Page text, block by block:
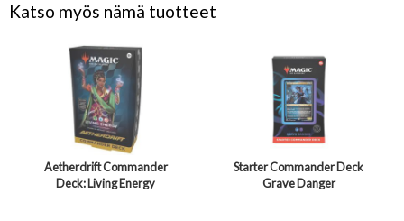
Katso myös nämä tuotteet
Aetherdrift Commander
Deck: Living Energy
Starter Commander Deck
Grave Danger